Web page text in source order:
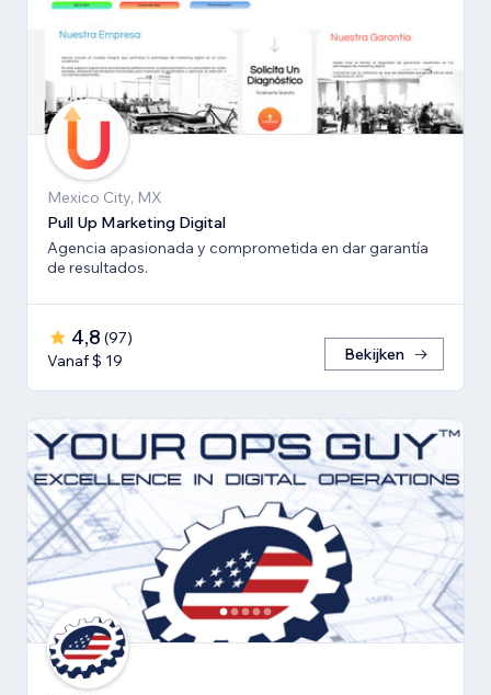
Mexico City, MX
Pull Up Marketing Digital
Agencia apasionada y comprometida en dar garantía
de resultados.
4,8 (97)
Vanaf $ 19
Bekijken